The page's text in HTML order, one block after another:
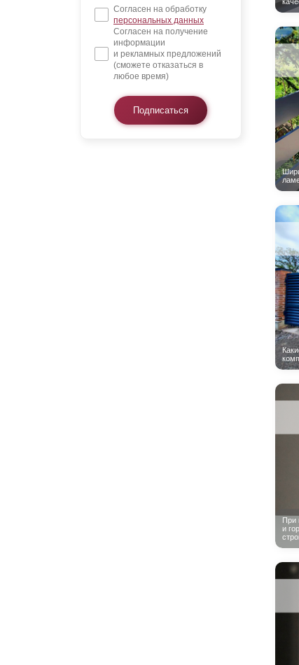
Согласен на обработку
персональных данных
Согласен на получение
информации
и рекламных предложений
(сможете отказаться в
любое время)
Подписаться